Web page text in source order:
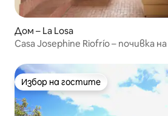
Дом – La Losa
Casa Josephine Riofrío – почивка
Избор на гостите
Избор на гостите